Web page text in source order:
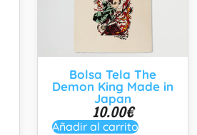
Bolsa Tela The
Demon King Made in
Japan
10.00€
Añadir al carrito